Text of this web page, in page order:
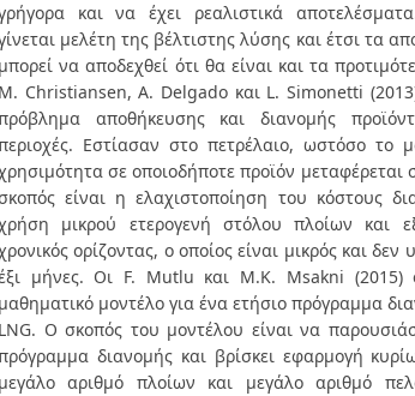
και να έχει ρεαλιστικά
μελέτη της βέλτιστης λύσης και έτσι τα
μπορεί να αποδεχθεί ότι θα είναι και τα
M. Christiansen, A. Delgado και L. Simonetti
αποθήκευσης και διανομής
Εστίασαν στο πετρέλαιο, ωστόσο το
σε οποιοδήποτε προϊόν
είναι η ελαχιστοποίηση του κόστους
μικρού ετερογενή στόλου πλοίων και
ορίζοντας, ο οποίος είναι μικρός και δεν
μήνες. Οι F. Mutlu και M.K. Msakni (2015)
μαθηματικό μοντέλο για ένα ετήσιο πρόγραμμα
LNG. Ο σκοπός του μοντέλου είναι να
διανομής και βρίσκει εφαρμογή
μεγάλο αριθμό πλοίων και μεγάλο αριθμό